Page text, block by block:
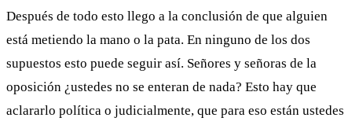
Después de todo esto llego a la conclusión de que alguien
está metiendo la mano o la pata. En ninguno de los dos
supuestos esto puede seguir así. Señores y señoras de la
oposición ¿ustedes no se enteran de nada? Esto hay que
aclararlo política o judicialmente, que para eso están ustedes